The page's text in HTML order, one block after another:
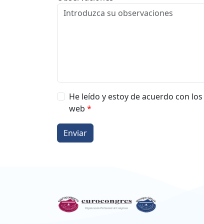
He leído y estoy de acuerdo con los
web *
Enviar